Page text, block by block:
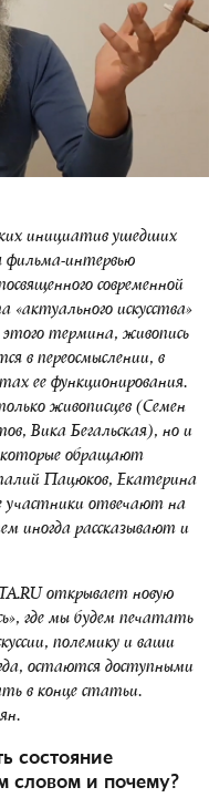
инициатив ушедших
фильма-интервью
современной
искусства»
этого термина, живопись
в переосмыслении, в
ее функционирования.
живописцев (Семен
Вика Бегальская), но и
которые обращают
Пацюков, Екатерина
участники отвечают на
иногда рассказывают и
открывает новую
где мы будем печатать
полемику и ваши
остаются доступными
в конце статьи.
состояние
словом и почему?